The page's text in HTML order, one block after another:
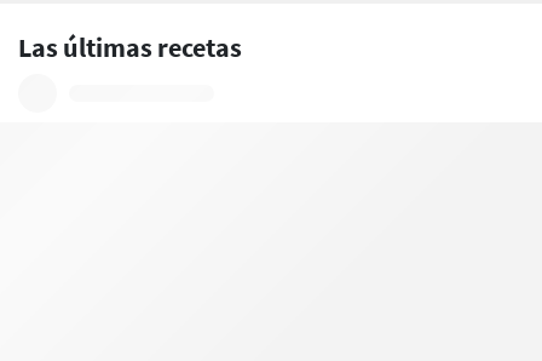
Las últimas recetas